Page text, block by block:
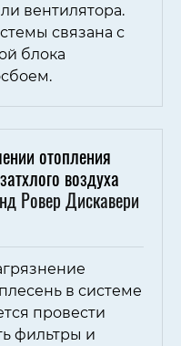
вентилятора.
связана с
блока
отопления
воздуха
Ровер Дискавери
в системе
провести
фильтры и